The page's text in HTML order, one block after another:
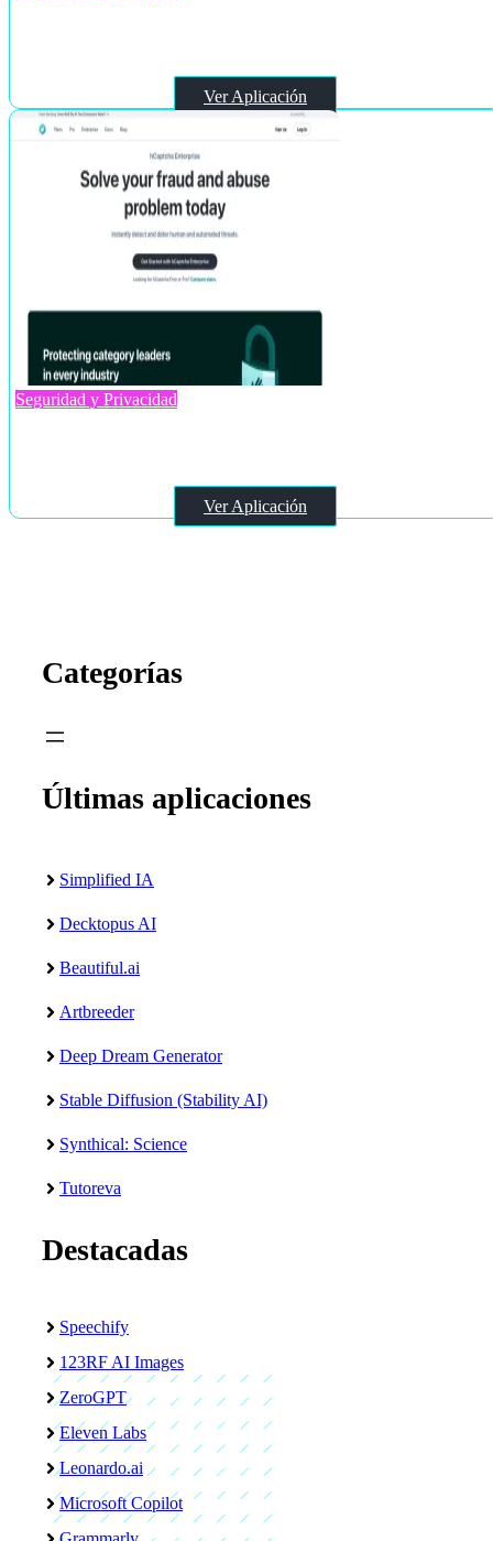
Ver Aplicación
Seguridad y Privacidad
Ver Aplicación
Categorías
Últimas aplicaciones
Simplified IA
Decktopus AI
Beautiful.ai
Artbreeder
Deep Dream Generator
Stable Diffusion (Stability AI)
Synthical: Science
Tutoreva
Destacadas
Speechify
123RF AI Images
ZeroGPT
Eleven Labs
Leonardo.ai
Microsoft Copilot